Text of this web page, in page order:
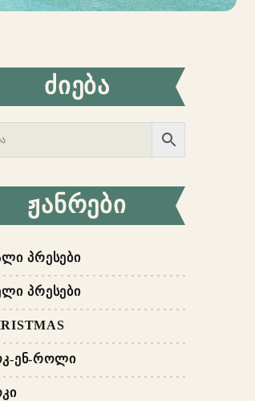
ᲫᲘᲔᲑᲐ
ᲟᲐᲜᲠᲔᲑᲘ
ᲞᲠᲔᲡᲔᲑᲘ
ᲞᲠᲔᲡᲔᲑᲘ
ᲔᲜ-ᲠᲝᲚᲘ